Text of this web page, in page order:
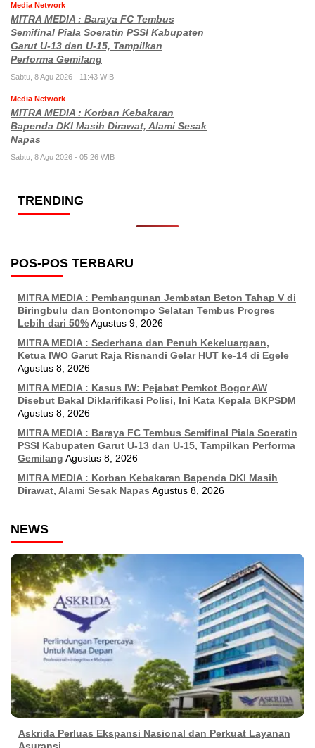
Media Network
MITRA MEDIA : Baraya FC Tembus
Semifinal Piala Soeratin PSSI Kabupaten
Garut U-13 dan U-15, Tampilkan
Performa Gemilang
Sabtu, 8 Agu 2026 - 11:43 WIB
Media Network
MITRA MEDIA : Korban Kebakaran
Bapenda DKI Masih Dirawat, Alami Sesak
Napas
Sabtu, 8 Agu 2026 - 05:26 WIB
TRENDING
POS-POS TERBARU
MITRA MEDIA : Pembangunan Jembatan Beton Tahap V di
Biringbulu dan Bontonompo Selatan Tembus Progres
Lebih dari 50%Agustus 9, 2026
MITRA MEDIA : Sederhana dan Penuh Kekeluargaan,
Ketua IWO Garut Raja Risnandi Gelar HUT ke-14 di Egele
Agustus 8, 2026
MITRA MEDIA : Kasus IW: Pejabat Pemkot Bogor AW
Disebut Bakal Diklarifikasi Polisi, Ini Kata Kepala BKPSDM
Agustus 8, 2026
MITRA MEDIA : Baraya FC Tembus Semifinal Piala Soeratin
PSSI Kabupaten Garut U-13 dan U-15, Tampilkan Performa
Gemilang Agustus 8, 2026
MITRA MEDIA : Korban Kebakaran Bapenda DKI Masih
Dirawat, Alami Sesak Napas Agustus 8, 2026
NEWS
Askrida Perluas Ekspansi Nasional dan Perkuat Layanan
Asuransi